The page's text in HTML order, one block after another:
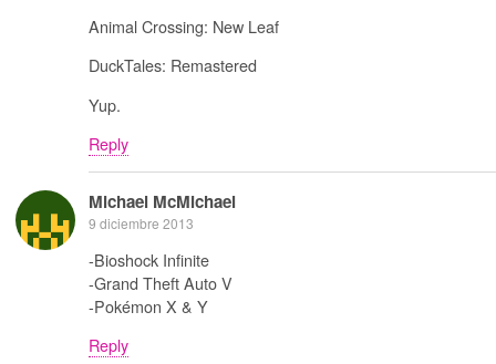
Animal Crossing: New Leaf
DuckTales: Remastered
Yup.
Reply
Michael McMichael
9 diciembre 2013
-Bioshock Infinite
-Grand Theft Auto V
-Pokémon X & Y
Reply